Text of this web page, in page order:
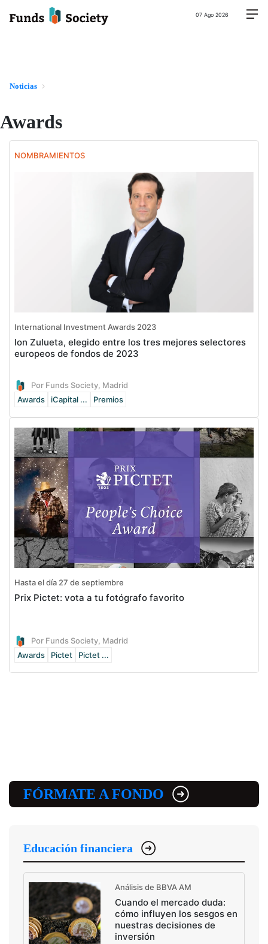
07 Ago 2026
Noticias
Awards
NOMBRAMIENTOS
International Investment Awards 2023
Ion Zulueta, elegido entre los tres mejores selectores
europeos de fondos de 2023
Por Funds Society, Madrid
Awards
iCapital ... Premios
Hasta el día 27 de septiembre
Prix Pictet: vota a tu fotógrafo favorito
Por Funds Society, Madrid
Awards
Pictet Pictet ...
FÓRMATE A FONDO
Educación financiera
Análisis de BBVA AM
Cuando el mercado duda:
cómo influyen los sesgos en
nuestras decisiones de
inversión